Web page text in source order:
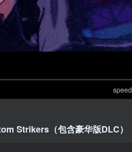
speed
Strikers（包含豪华版DLC）